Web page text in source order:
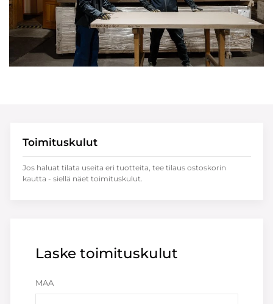
Laske toimituskulut
MAA
Toimituskulut
Jos haluat tilata useita eri tuotteita, tee tilaus ostoskorin
kautta - siellä näet toimituskulut.